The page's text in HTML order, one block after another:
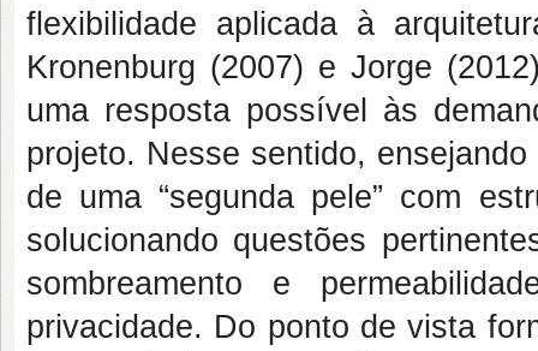
flexibilidade aplicada à
Kronenburg (2007) e Jorge
uma resposta possível às
projeto. Nesse sentido,
de uma “segunda pele” com
solucionando questões
sombreamento e
privacidade. Do ponto de vista